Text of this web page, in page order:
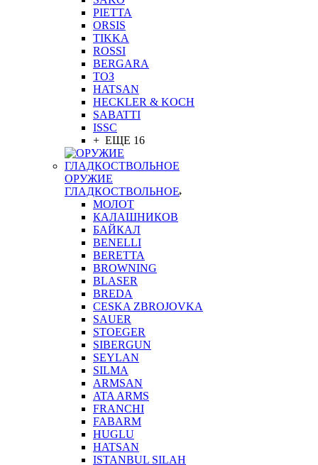
PIETTA
ORSIS
TIKKA
ROSSI
BERGARA
ТОЗ
HATSAN
HECKLER & KOCH
SABATTI
ISSC
+ ЕЩЕ 16
ОРУЖИЕ
ГЛАДКОСТВОЛЬНОЕ
МОЛОТ
КАЛАШНИКОВ
БАЙКАЛ
BENELLI
BERETTA
BROWNING
BLASER
BREDA
CESKA ZBROJOVKA
SAUER
STOEGER
SIBERGUN
SEYLAN
SILMA
ARMSAN
ATA ARMS
FRANCHI
FABARM
HUGLU
HATSAN
ISTANBUL SILAH